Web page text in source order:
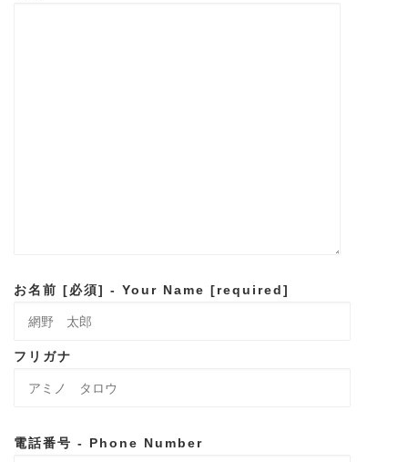
お名前 [必須] - Your Name [required]
フリガナ
電話番号 - Phone Number